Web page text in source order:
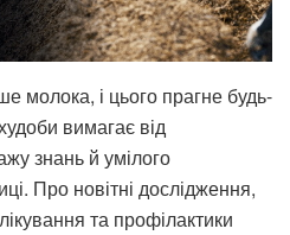
молока, і цього прагне будь-
вимагає від
знань й умілого
Про новітні дослідження,
та профілактики